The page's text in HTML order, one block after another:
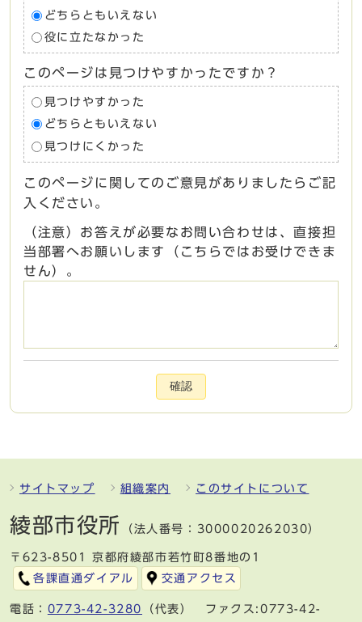
どちらともいえない
役に立たなかった
このページは見つけやすかったですか？
見つけやすかった
どちらともいえない
見つけにくかった
このページに関してのご意見がありましたらご記
入ください。
（注意）お答えが必要なお問い合わせは、直接担
当部署へお願いします（こちらではお受けできま
せん）。
確認
サイトマップ 組織案内 このサイトについて
綾部市役所 （法人番号：3000020262030）
〒623-8501 京都府綾部市若竹町8番地の1
各課直通ダイアル
交通アクセス
電話： 0773-42-3280
（代表） ファクス:0773-42-